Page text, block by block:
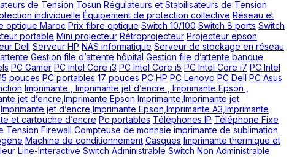
de Tension Tosun Régulateurs et Stabilisateurs de Tension
individuelle Équipement de protection collective Réseau et
optique Maroc Prix fibre optique Switch 10/100 Switch 8 ports Switch
portable Mini projecteur Rétroprojecteur Projecteur epson
Dell Serveur HP NAS informatique Serveur de stockage en réseau
Gestion file d’attente hôpital Gestion file d’attente banque
PC Gamer PC Intel Core i3 PC Intel Core i5 PC Intel Core i7 PC Intel
pouces PC portables 17 pouces PC HP PC Lenovo PC Dell PC Asus
Imprimante , Imprimante jet d’encre , Imprimante Epson ,
jet d’encre,Imprimante Epson Imprimante,Imprimante jet
jet d’encre,Imprimante Epson,Imprimante A3,Imprimante
et cartouche d’encre Pc portables Téléphones IP Téléphone Fixe
Tension Firewall Compteuse de monnaie imprimante de sublimation
Machine de conditionnement Casques Imprimante thermique et
Line-Interactive Switch Administrable Switch Non Administrable